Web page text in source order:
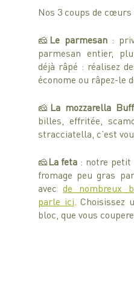
Nos 3 coups de cœurs
🧀 Le parmesan :
parmesan entier,
déjà râpé : réalisez
économe ou râpez-le
🧀 La mozzarella
billes, effritée,
stracciatella, c’est
🧀La feta : notre petit
fromage peu gras
avec de nombreux
parle ici .
bloc, que vous